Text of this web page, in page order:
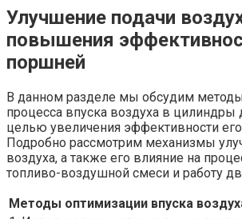
Улучшение подачи
повышения
поршней
В данном разделе мы обсудим
процесса впуска воздуха в цилиндры
целью увеличения эффективности
Подробно рассмотрим механизмы
воздуха, а также его влияние на
топливо-воздушной смеси и работу
Методы оптимизации впуска